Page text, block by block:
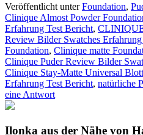
Veröffentlicht unter Foundation,
Clinique Almost Powder
Erfahrung Test Bericht,
Review Bilder Swatches
Foundation, Clinique matte
Clinique Puder Review Bilder
Clinique Stay-Matte Universal
Erfahrung Test Bericht, natürliche
eine Antwort
Ilonka aus der Nähe von